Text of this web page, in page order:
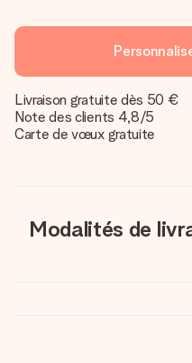
Livraison gratuite dès 50 €
Note des clients 4,8/5
Carte de vœux gratuite
Modalités de